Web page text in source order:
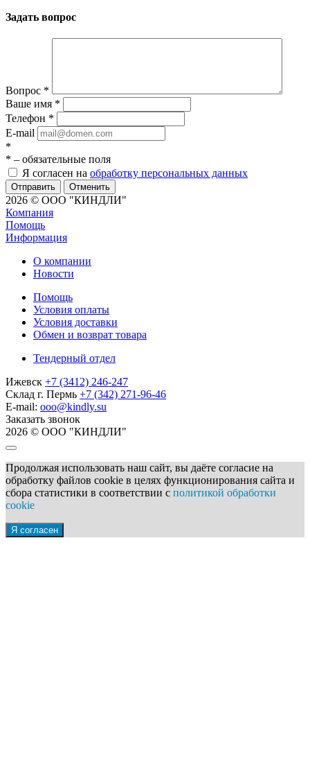
Задать вопрос
Вопрос *
Ваше имя *
Телефон *
E-mail
*
* – обязательные поля
Я согласен на обработку персональных данных
Отменить
2026 © ООО "КИНДЛИ"
Компания
Помощь
Информация
О компании
Новости
Помощь
Условия оплаты
Условия доставки
Обмен и возврат товара
Тендерный отдел
Ижевск +7 (3412) 246-247
Склад г. Пермь +7 (342) 271-96-46
E-mail: ooo@kindly.su
Заказать звонок
2026 © ООО "КИНДЛИ"
Продолжая использовать наш сайт, вы даёте согласие на
обработку файлов cookie в целях функционирования сайта и
сбора статистики в соответствии с политикой обработки
cookie
Я согласен